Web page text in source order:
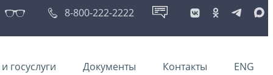
8-800-222-2222
госуслуги Документы Контакты ENG